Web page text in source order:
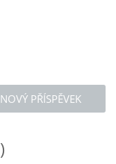
NOVÝ PŘÍSPĚVEK